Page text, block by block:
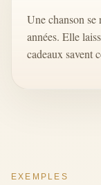
Une chanson se
années. Elle
cadeaux savent
EXEMPLES